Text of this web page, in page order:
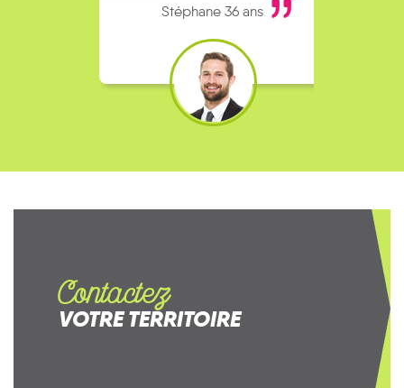
Stéphane 36 ans
Contactez
VOTRE TERRITOIRE